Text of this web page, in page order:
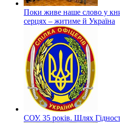
Поки живе наше слово у
серцях – житиме й Україна
СОУ. 35 років. Шлях